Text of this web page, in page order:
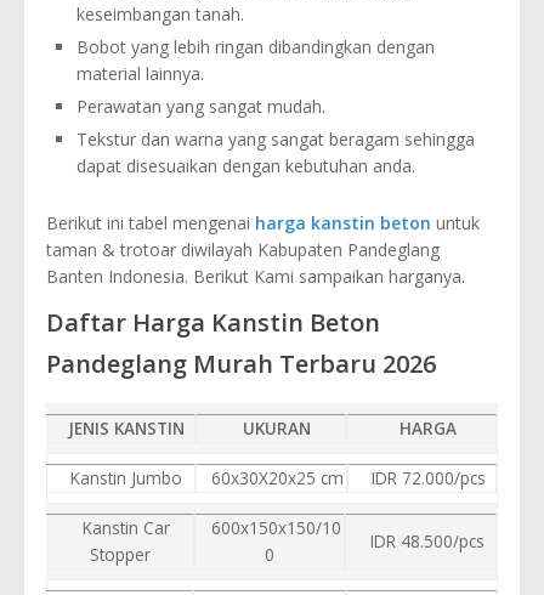
keseimbangan tanah.
Bobot yang lebih ringan dibandingkan dengan
material lainnya.
Perawatan yang sangat mudah.
Tekstur dan warna yang sangat beragam sehingga
dapat disesuaikan dengan kebutuhan anda.
Berikut ini tabel mengenai harga kanstin beton untuk
taman & trotoar diwilayah Kabupaten Pandeglang
Banten Indonesia. Berikut Kami sampaikan harganya.
Daftar Harga Kanstin Beton
Pandeglang Murah Terbaru 2026
JENIS KANSTIN UKURAN HARGA
Kanstin Jumbo 60x30X20x25 cm IDR 72.000/pcs
Kanstin Car
Stopper
600x150x150/10
0
IDR 48.500/pcs